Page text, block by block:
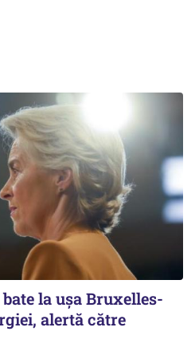
la ușa Bruxelles-
alertă către